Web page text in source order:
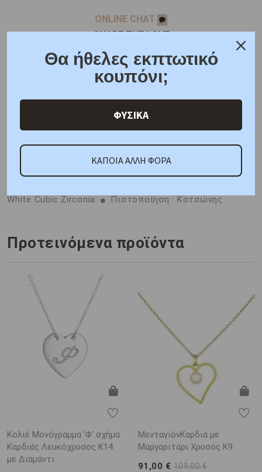
ONLINE CHAT
SHARE THE LOVE
Χαρακτηριστικά Γιατί εμάς
Κριτικές
ΚΑΤΟΠΙΝ ΠΑΡΑΓΓΕΛΙΑΣ
Μέταλλο : Κίτρινος Χρυσός
K14
Βάρος : 2,20 gr
Διαστάσεις: Αλυσίδα: 40 cm,
White Cubic Zirconia
Πιστοποίηση : Κοτσώνης
Προτεινόμενα προϊόντα
Κολιέ Μονόγραμμα 'Φ' σχήμα
Καρδιάς Λευκόχρυσος K14
με Διαμάντι
ΜενταγιόνΚαρδιά με
Μαργαριτάρι Χρυσός K9
91,00 € 109,00 €
Θα ήθελες εκπτωτικό
κουπόνι;
ΦΥΣΙΚΑ
ΚΑΠΟΙΑ ΑΛΛΗ ΦΟΡΑ